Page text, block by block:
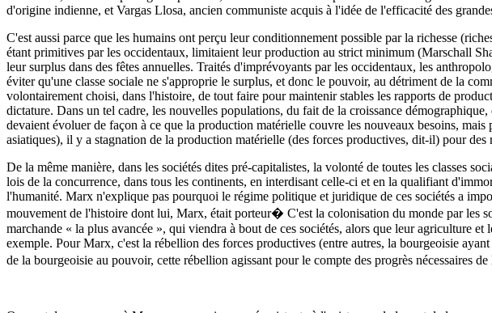
d'origine indienne, et Vargas Llosa, ancien communiste acquis à l'idée de l'efficacité des
C'est aussi parce que les humains ont perçu leur conditionnement possible par la richesse
étant primitives par les occidentaux, limitaient leur production au strict minimum (Marschall
leur surplus dans des fêtes annuelles. Traités d'imprévoyants par les occidentaux, les
éviter qu'une classe sociale ne s'approprie le surplus, et donc le pouvoir, au détriment de la
volontairement choisi, dans l'histoire, de tout faire pour maintenir stables les rapports de
dictature. Dans un tel cadre, les nouvelles populations, du fait de la croissance
devaient évoluer de façon à ce que la production matérielle couvre les nouveaux besoins,
asiatiques), il y a stagnation de la production matérielle (des forces productives, dit-il) pour
De la même manière, dans les sociétés dites pré-capitalistes, la volonté de toutes les classes
lois de la concurrence, dans tous les continents, en interdisant celle-ci et en la qualifiant
l'humanité. Marx n'explique pas pourquoi le régime politique et juridique de ces sociétés a
mouvement de l'histoire dont lui, Marx, était porteur� C'est la colonisation du monde par les
marchande « la plus avancée », qui viendra à bout de ces sociétés, alors que leur agriculture
exemple. Pour Marx, c'est la rébellion des forces productives (entre autres, la bourgeoisie
de la bourgeoisie au pouvoir, cette rébellion agissant pour le compte des progrès nécessaires